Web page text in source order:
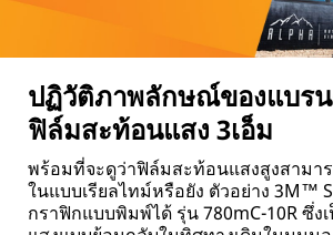
ปฏิวัติภาพลักษณ์ของแบร
ฟิล์มสะท้อนแสง 3เอ็ม
พร้อมที่จะดูว่าฟิล์มสะท้อนแสงสูงสามา
ในแบบเรียลไทม์หรือยัง ตัวอย่าง 3M™
กราฟิกแบบพิมพ์ได้ รุ่น 780mC-10R ซึ่